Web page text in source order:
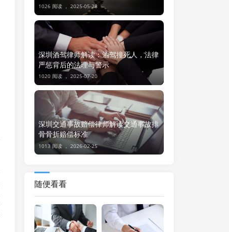
1026 阅读 ， 2025-05-28
深圳酒驾律师解读：酒驾撞死人，法律
严惩背后的法理与警示
1020 阅读 ， 2025-07-20
深圳交通事故赔偿律师解读交通事故排
骨骨折赔偿标准
1013 阅读 ， 2026-02-25
随便看看